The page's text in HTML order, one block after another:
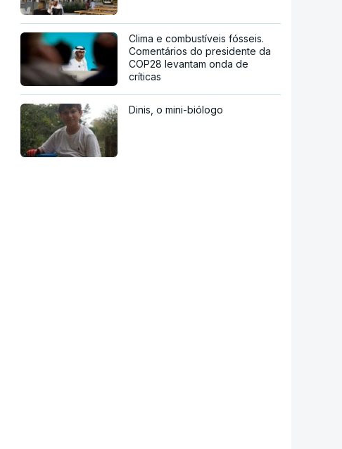
Clima e combustíveis fósseis.
Comentários do presidente da
COP28 levantam onda de
críticas
Dinis, o mini-biólogo